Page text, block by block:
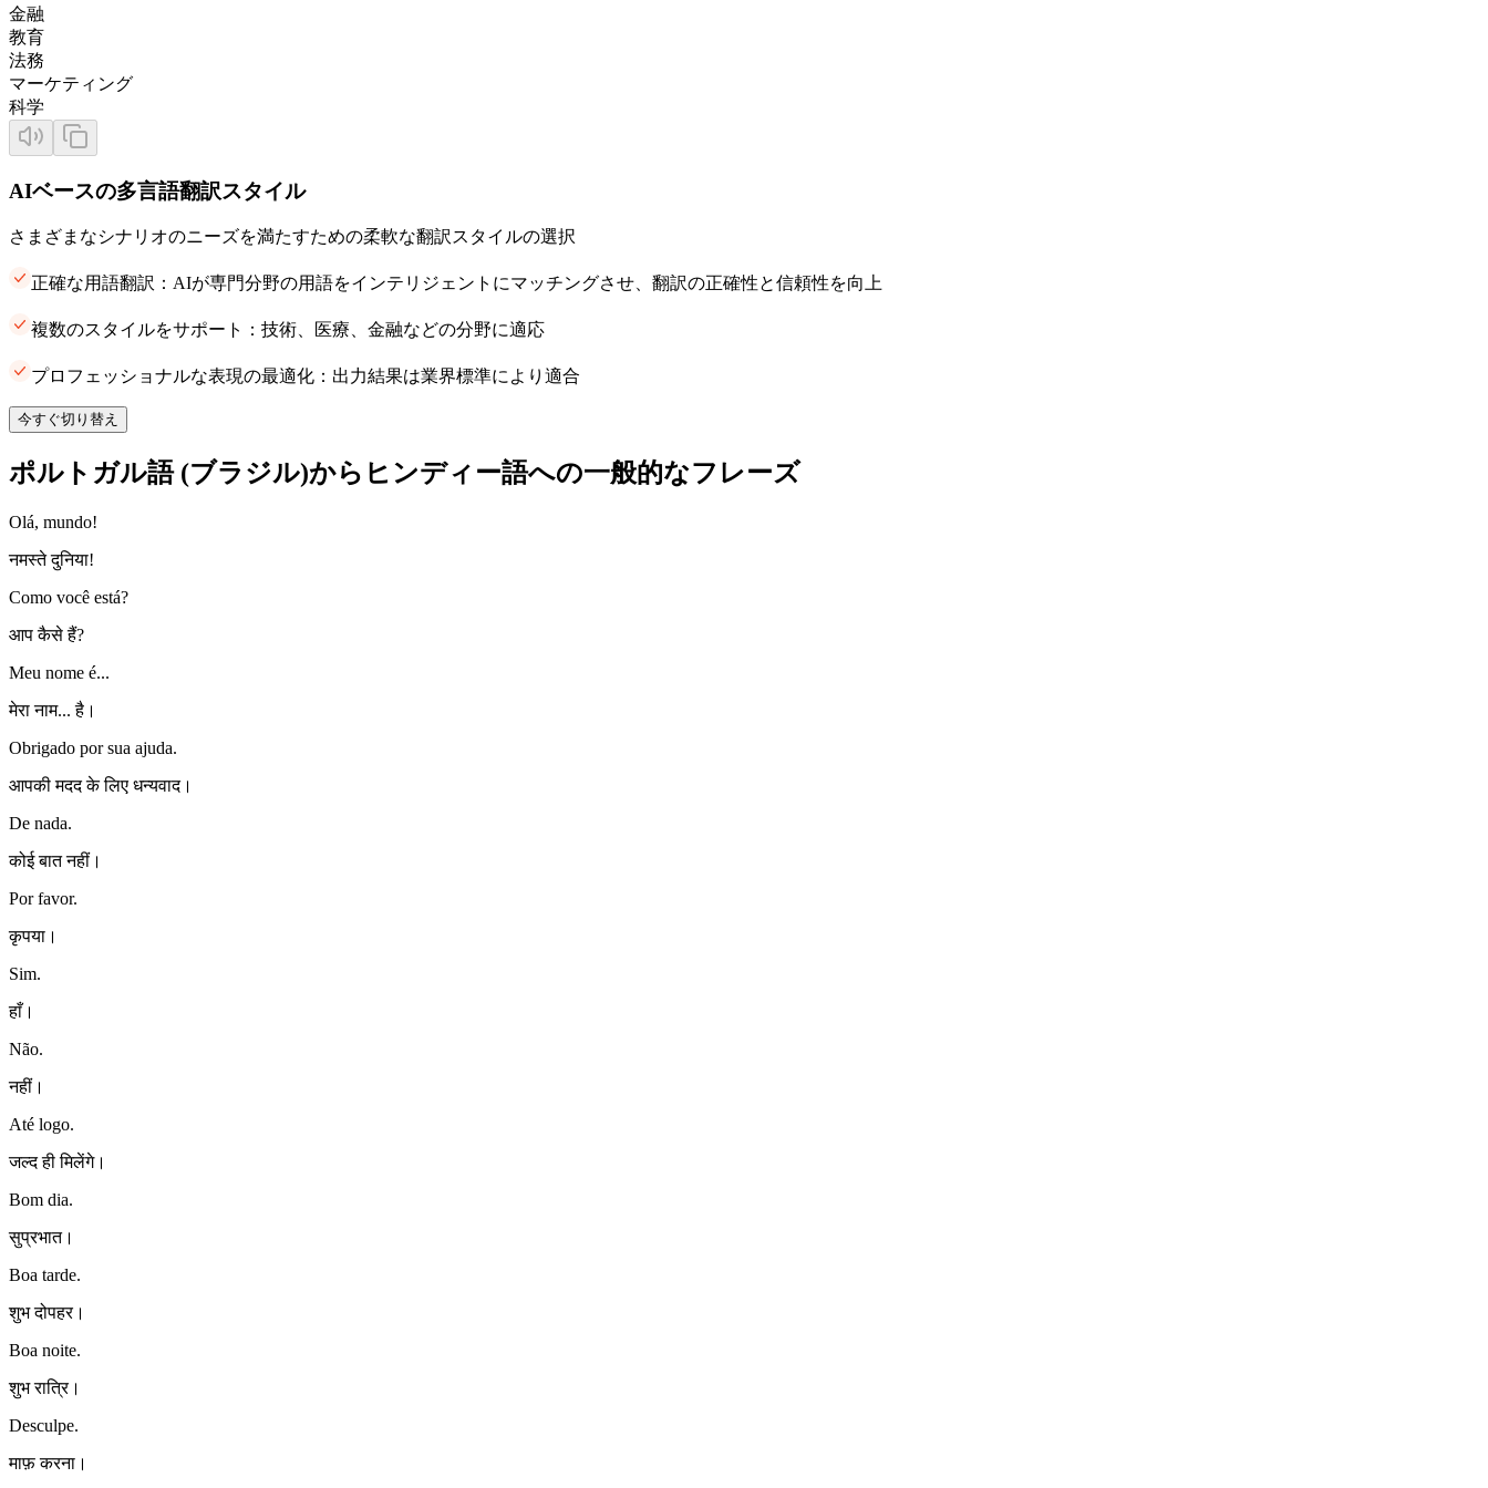
金融
教育
法務
マーケティング
科学
AIベースの多言語翻訳スタイル
さまざまなシナリオのニーズを満たすための柔軟な翻訳スタイルの選択
正確な用語翻訳：AIが専門分野の用語をインテリジェントにマッチングさせ、翻訳の正確性と信頼性を向上
複数のスタイルをサポート：技術、医療、金融などの分野に適応
プロフェッショナルな表現の最適化：出力結果は業界標準により適合
今すぐ切り替え
ポルトガル語 (ブラジル)からヒンディー語への一般的なフレーズ
Olá, mundo!
नमस्ते दुनिया!
Como você está?
आप कैसे हैं?
Meu nome é...
मेरा नाम... है।
Obrigado por sua ajuda.
आपकी मदद के लिए धन्यवाद।
De nada.
कोई बात नहीं।
Por favor.
कृपया।
Sim.
हाँ।
Não.
नहीं।
Até logo.
जल्द ही मिलेंगे।
Bom dia.
सुप्रभात।
Boa tarde.
शुभ दोपहर।
Boa noite.
शुभ रात्रि।
Desculpe.
माफ़ करना।